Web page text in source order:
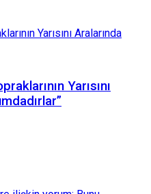
Yarısını